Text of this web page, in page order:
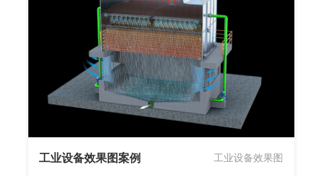
工业设备效果图案例 工业设备效果图